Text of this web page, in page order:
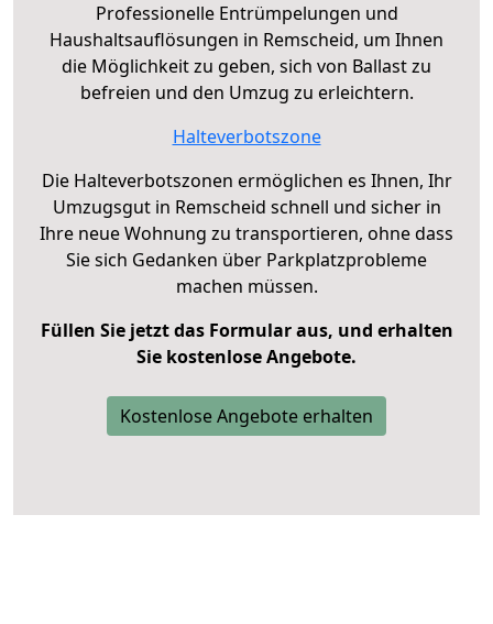
Professionelle Entrümpelungen und
Haushaltsauflösungen in Remscheid, um Ihnen
die Möglichkeit zu geben, sich von Ballast zu
befreien und den Umzug zu erleichtern.
Halteverbotszone
Die Halteverbotszonen ermöglichen es Ihnen, Ihr
Umzugsgut in Remscheid schnell und sicher in
Ihre neue Wohnung zu transportieren, ohne dass
Sie sich Gedanken über Parkplatzprobleme
machen müssen.
Füllen Sie jetzt das Formular aus, und erhalten
Sie kostenlose Angebote.
Kostenlose Angebote erhalten